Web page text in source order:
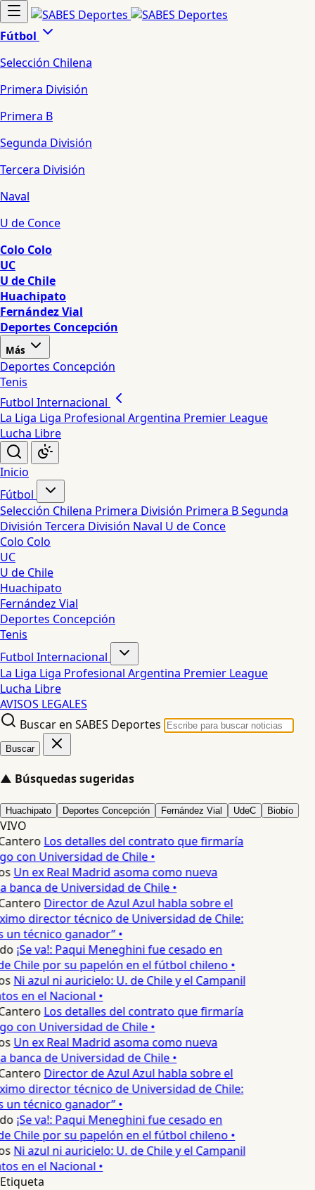
Fútbol
Selección Chilena
Primera División
Primera B
Segunda División
Tercera División
Naval
U de Conce
Colo Colo
UC
U de Chile
Huachipato
Fernández Vial
Deportes Concepción
Más
Deportes Concepción
Tenis
Futbol Internacional
La Liga Liga Profesional Argentina Premier League
Lucha Libre
Inicio
Fútbol
Selección Chilena Primera División Primera BSegunda
División Tercera División Naval U de Conce
Colo Colo
UC
U de Chile
Huachipato
Fernández Vial
Deportes Concepción
Tenis
Futbol Internacional
La Liga Liga Profesional Argentina Premier League
Lucha Libre
AVISOS LEGALES
Buscar en SABES Deportes
Buscar
▲ Búsquedas sugeridas
Huachipato Deportes Concepción Fernández Vial UdeC Biobío
VIVO
Los detalles del contrato que firmaría
con Universidad de Chile •
Un ex Real Madrid asoma como nueva
banca de Universidad de Chile •
Director de Azul Azul habla sobre el
director técnico de Universidad de Chile:
un técnico ganador” •
¡Se va!: Paqui Meneghini fue cesado en
Chile por su papelón en el fútbol chileno •
Ni azul ni auricielo: U. de Chile y el Campanil
en el Nacional •
Los detalles del contrato que firmaría
con Universidad de Chile •
Un ex Real Madrid asoma como nueva
banca de Universidad de Chile •
Director de Azul Azul habla sobre el
director técnico de Universidad de Chile:
un técnico ganador” •
¡Se va!: Paqui Meneghini fue cesado en
Chile por su papelón en el fútbol chileno •
Ni azul ni auricielo: U. de Chile y el Campanil
en el Nacional •
Etiqueta